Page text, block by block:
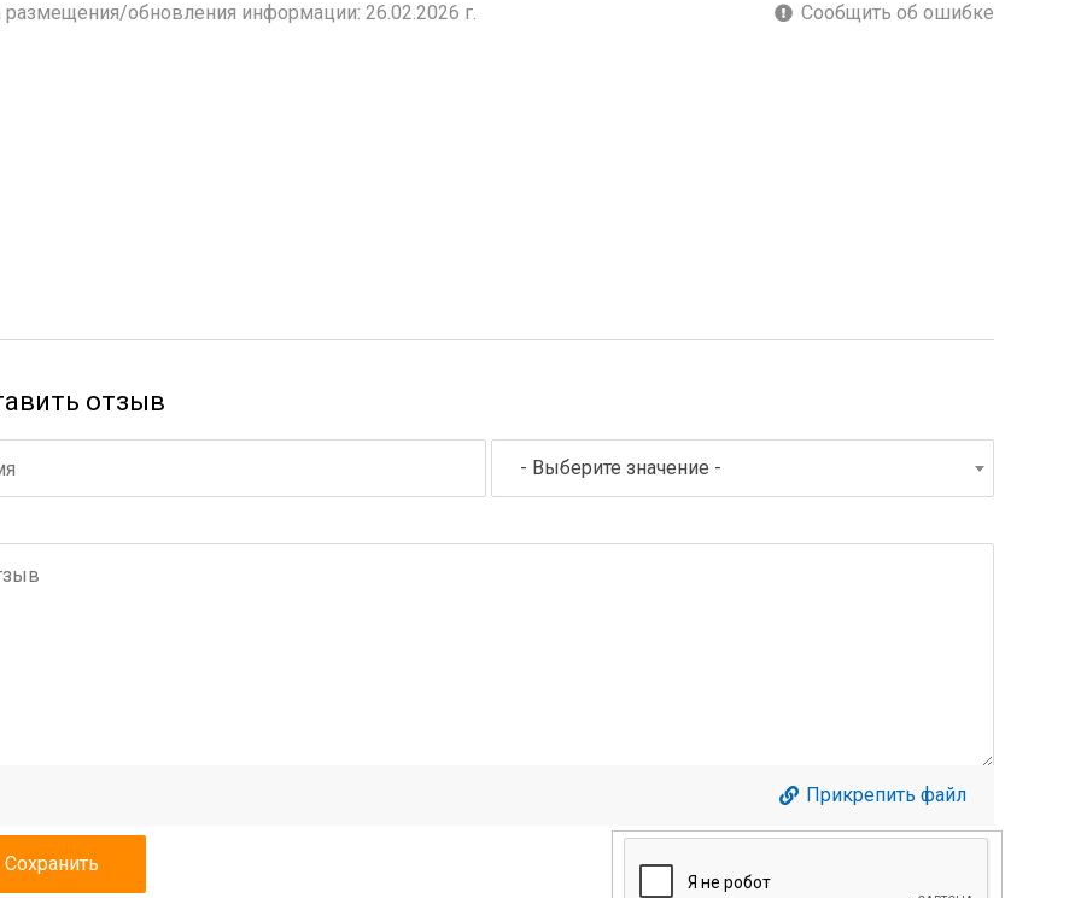
размещения/обновления информации: 26.02.2026 г. Сообщить об ошибке
отзыв
- Выберите значение -
Прикрепить файл